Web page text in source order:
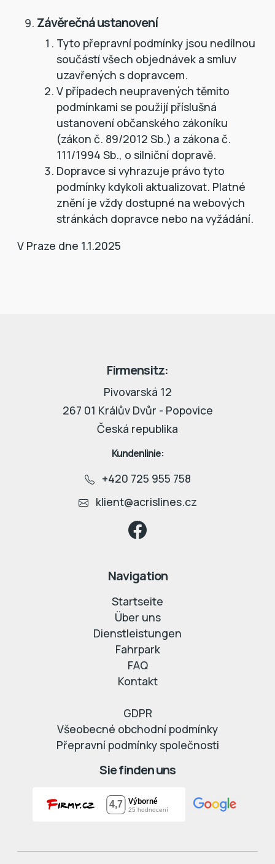
Závěrečná ustanovení
Tyto přepravní podmínky jsou nedílnou
součástí všech objednávek a smluv
uzavřených s dopravcem.
V případech neupravených těmito
podmínkami se použijí příslušná
ustanovení občanského zákoníku
(zákon č. 89/2012 Sb.) a zákona č.
111/1994 Sb., o silniční dopravě.
Dopravce si vyhrazuje právo tyto
podmínky kdykoli aktualizovat. Platné
znění je vždy dostupné na webových
stránkách dopravce nebo na vyžádání.
V Praze dne 1.1.2025
Firmensitz:
Pivovarská 12
267 01 Králův Dvůr - Popovice
Česká republika
Kundenlinie:
+420 725 955 758
klient@acrislines.cz
Navigation
Startseite
Über uns
Dienstleistungen
Fahrpark
FAQ
Kontakt
GDPR
Všeobecné obchodní podmínky
Přepravní podmínky společnosti
Sie finden uns